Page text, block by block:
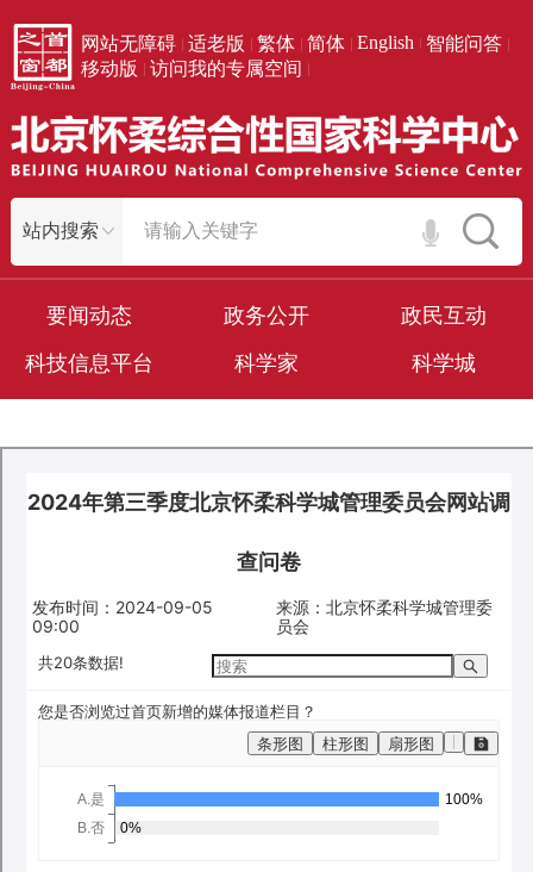
网站无障碍 适老版 繁体 简体 English
智能问答
移动版
访问我的专属空间
要闻动态 政务公开
政民互动
科技信息平台
科学家 科学城